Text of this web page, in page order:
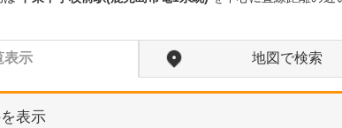
表示 地図で検索
表示
内科・小児科・整形外科